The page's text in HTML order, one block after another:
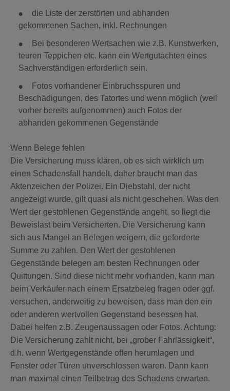
die Liste der zerstörten und abhanden
gekommenen Sachen, inkl. Rechnungen
Bei besonderen Wertsachen wie z.B. Kunstwerken,
teuren Teppichen etc. kann ein Wertgutachten eines
Sachverständigen erforderlich sein.
Fotos vorhandener Einbruchsspuren und
Beschädigungen, des Tatortes und wenn möglich (weil
vorher bereits aufgenommen) auch Fotos der
abhanden gekommenen Gegenstände
Wenn Belege fehlen
Die Versicherung muss klären, ob es sich wirklich um
einen Schadensfall handelt, daher braucht man das
Aktenzeichen der Polizei. Ein Diebstahl, der nicht
angezeigt wurde, gilt quasi als nicht geschehen. Was den
Wert der gestohlenen Gegenstände angeht, so liegt die
Beweislast beim Versicherten. Die Versicherung kann
sich aus Mangel an Belegen weigern, die geforderte
Summe zu zahlen. Den Wert der gestohlenen
Gegenstände belegen am besten Rechnungen oder
Quittungen. Sind diese nicht mehr vorhanden, kann man
beim Verkäufer nach einem Ersatzbeleg fragen oder ggf.
versuchen, anderweitig zu beweisen, dass man den ein
oder anderen wertvollen Gegenstand besessen hat.
Dabei helfen z.B. Zeugenaussagen oder Fotos. Achtung:
Die Versicherung zahlt nicht, bei „grober Fahrlässigkeit“,
d.h. wenn Wertgegenstände offen herumlagen und
Fenster oder Türen unverschlossen waren. Dann kann
man maximal einen Teilbetrag des Schadens erwarten.